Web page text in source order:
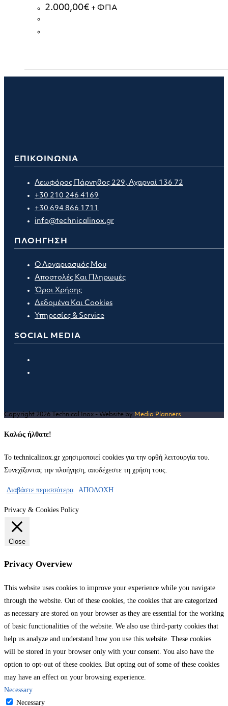
2.000,00€ + ΦΠΑ
ΕΠΙΚΟΙΝΩΝΙΑ
Λεωφόρος Πάρνηθος 229, Αχαρναί 136 72
+30 210 246 4169
+30 694 866 1711
info@technicalinox.gr
ΠΛΟΗΓΗΣΗ
Ο Λογαριασμός Μου
Αποστολές Και Πληρωμές
Όροι Χρήσης
Δεδομένα Και Cookies
Υπηρεσίες & Service
SOCIAL MEDIA
tab
new
Copyright 2026 Technical Inox - Website by Media Planners
Καλώς ήλθατε!
Το technicalinox.gr χρησιμοποιεί cookies για την ορθή λειτουργία του.
Συνεχίζοντας την πλοήγηση, αποδέχεστε τη χρήση τους.
Διαβάστε περισσότερα ΑΠΟΔΟΧΗ
Privacy & Cookies Policy
Close
Privacy Overview
This website uses cookies to improve your experience while you navigate
through the website. Out of these cookies, the cookies that are categorized
as necessary are stored on your browser as they are essential for the working
of basic functionalities of the website. We also use third-party cookies that
help us analyze and understand how you use this website. These cookies
will be stored in your browser only with your consent. You also have the
option to opt-out of these cookies. But opting out of some of these cookies
may have an effect on your browsing experience.
Necessary
Necessary